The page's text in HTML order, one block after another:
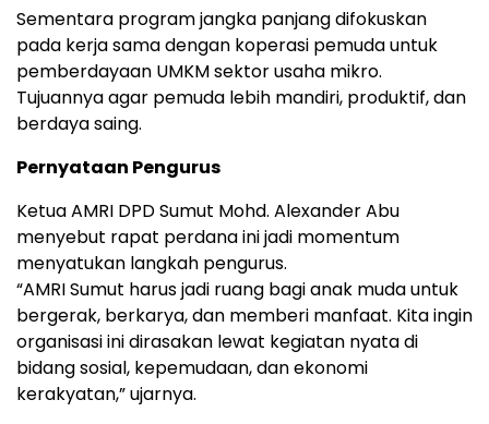
Sementara program jangka panjang difokuskan
pada kerja sama dengan koperasi pemuda untuk
pemberdayaan UMKM sektor usaha mikro.
Tujuannya agar pemuda lebih mandiri, produktif, dan
berdaya saing.
Pernyataan Pengurus
Ketua AMRI DPD Sumut Mohd. Alexander Abu
menyebut rapat perdana ini jadi momentum
menyatukan langkah pengurus.
“AMRI Sumut harus jadi ruang bagi anak muda untuk
bergerak, berkarya, dan memberi manfaat. Kita ingin
organisasi ini dirasakan lewat kegiatan nyata di
bidang sosial, kepemudaan, dan ekonomi
kerakyatan,” ujarnya.